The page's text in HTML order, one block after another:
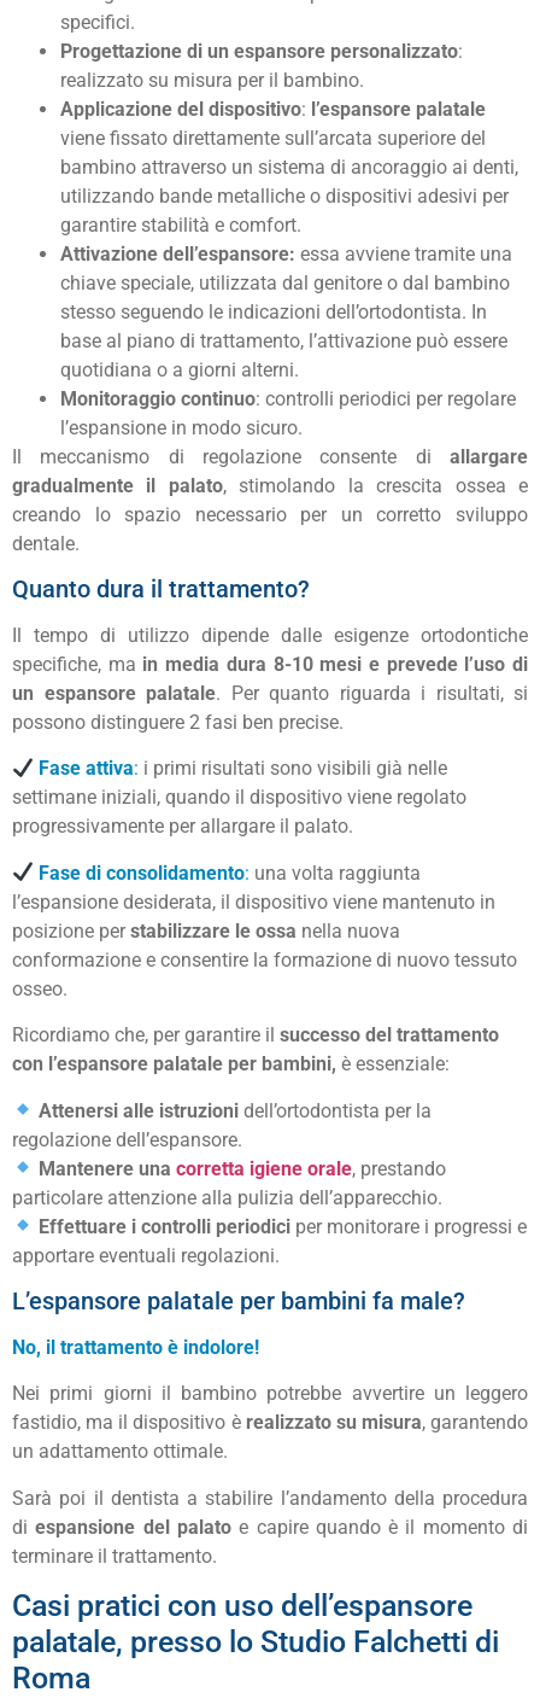
specifici.
Progettazione di un espansore personalizzato:
realizzato su misura per il bambino.
Applicazione del dispositivo: l’espansore palatale
viene fissato direttamente sull’arcata superiore del
bambino attraverso un sistema di ancoraggio ai denti,
utilizzando bande metalliche o dispositivi adesivi per
garantire stabilità e comfort.
Attivazione dell’espansore: essa avviene tramite una
chiave speciale, utilizzata dal genitore o dal bambino
stesso seguendo le indicazioni dell’ortodontista. In
base al piano di trattamento, l’attivazione può essere
quotidiana o a giorni alterni.
Monitoraggio continuo: controlli periodici per regolare
l’espansione in modo sicuro.
Il meccanismo di regolazione consente di allargare
gradualmente il palato, stimolando la crescita ossea e
creando lo spazio necessario per un corretto sviluppo
dentale.
Quanto dura il trattamento?
Il tempo di utilizzo dipende dalle esigenze ortodontiche
specifiche, ma in media dura 8-10 mesi e prevede l’uso di
un espansore palatale. Per quanto riguarda i risultati, si
possono distinguere 2 fasi ben precise.
Fase attiva: i primi risultati sono visibili già nelle
settimane iniziali, quando il dispositivo viene regolato
progressivamente per allargare il palato.
Fase di consolidamento: una volta raggiunta
l’espansione desiderata, il dispositivo viene mantenuto in
posizione perstabilizzare le ossa nella nuova
conformazione e consentire la formazione di nuovo tessuto
osseo.
Ricordiamo che, per garantire il successo del trattamento
con l’espansore palatale per bambini, è essenziale:
Attenersi alle istruzioni dell’ortodontista per la
regolazione dell’espansore.
Mantenere unacorretta igiene orale, prestando
particolare attenzione alla pulizia dell’apparecchio.
Effettuare i controlli periodici per monitorare i progressi e
apportare eventuali regolazioni.
L’espansore palatale per bambini fa male?
No, il trattamento è indolore!
Nei primi giorni il bambino potrebbe avvertire un leggero
fastidio, ma il dispositivo è realizzato su misura, garantendo
un adattamento ottimale.
Sarà poi il dentista a stabilire l’andamento della procedura
diespansione del palatoe capire quando è il momento di
terminare il trattamento.
Casi pratici con uso dell’espansore
palatale, presso lo Studio Falchetti di
Roma